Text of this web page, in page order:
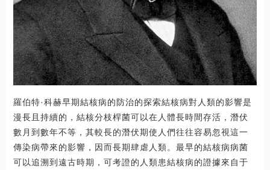
羅伯特·科赫早期結核病的防治的探索結核病對人類的影響是
漫長且持續的，結核分枝桿菌可以在人體長時間存活，潛伏
數月到數年不等，其較長的潛伏期使人們往往容易忽視這一
傳染病帶來的影響，因而長期肆虐人類。最早的結核病病菌
可以追溯到遠古時期，可考證的人類患結核病的證據來自于